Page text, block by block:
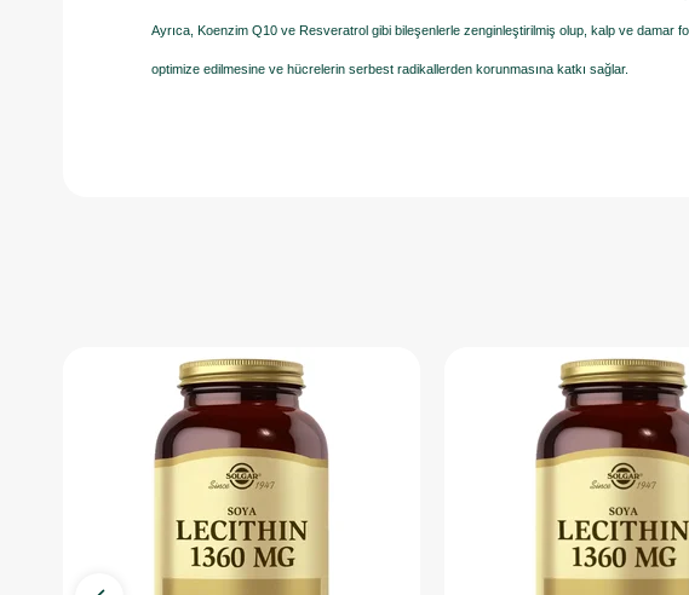
Ayrıca, Koenzim Q10 ve Resveratrol gibi bileşenlerle zenginleştirilmiş olup, kalp ve damar
optimize edilmesine ve hücrelerin serbest radikallerden korunmasına katkı sağlar.